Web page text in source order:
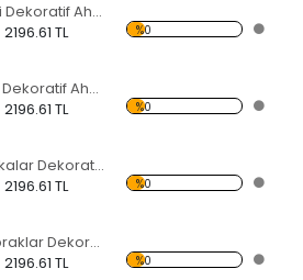
Soft Renkli Dekoratif Ahşap Çerçeveli Ayna
2196.61 TL %0
Sivri Uçlar Dekoratif Ahşap Çerçeveli Ayna
2196.61 TL %0
Renkli Halkalar Dekoratif Ahşap Çerçeveli Ayna
2196.61 TL %0
Renkli Yapraklar Dekoratif Ahşap Çerçeveli Ayna
2196.61 TL %0